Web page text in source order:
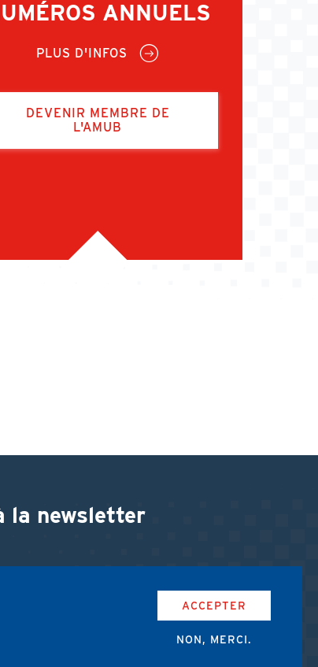
ANNUELS
PLUS D'INFOS
DEVENIR MEMBRE DE
L'AMUB
la newsletter
conditions d'utilisation de l'AMUB.
ACCEPTER
NON, MERCI.